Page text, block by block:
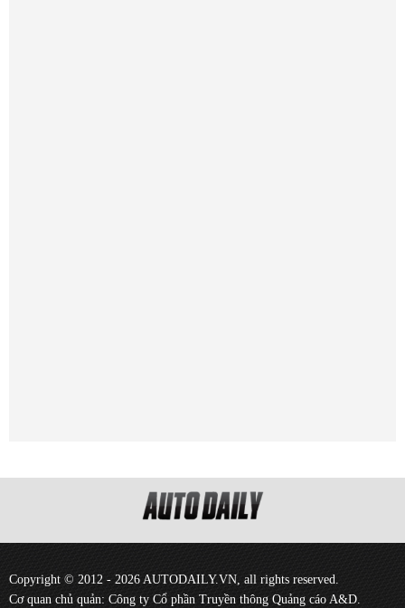
Copyright © 2012 - 2026 AUTODAILY.VN, all rights reserved.
Cơ quan chủ quản: Công ty Cổ phần Truyền thông Quảng cáo A&D.